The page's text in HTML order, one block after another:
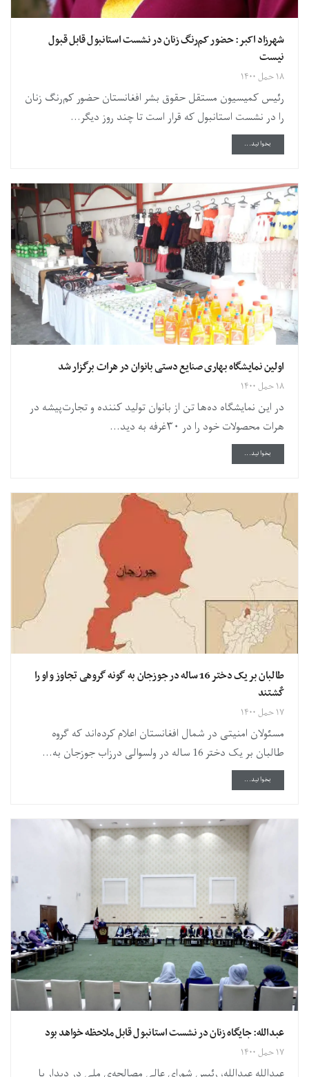
شهرزاد اکبر: حضور کم‌رنگ زنان در نشست استانبول قابل قبول
نیست
۱۸ حمل ۱۴۰۰
رئیس کمیسیون مستقل حقوق بشر افغانستان حضور کم‌رنگ زنان
را در نشست استانبول که قرار است تا چند روز دیگر...
بخوانید...
اولین نمایشگاه بهاری صنایع دستی بانوان در هرات برگزار شد
۱۸ حمل ۱۴۰۰
در این نمایشگاه ده‌ها تن از بانوان تولید کننده و تجارت‌پیشه‌ در
هرات محصولات خود را در ۳۰غرفه به دید...
بخوانید...
طالبان بر یک دختر 16 ساله در جوزجان به گونه گروهی تجاوز و او را
کٌشتند
۱۷ حمل ۱۴۰۰
مسئولان امنیتی در شمال افغانستان اعلام کرده‌اند که گروه
طالبان بر یک دختر 16 ساله در ولسوالی درزاب جوزجان به...
بخوانید...
عبدالله: جایگاه زنان در نشست استانبول قابل ملاحظه خواهد بود
۱۷ حمل ۱۴۰۰